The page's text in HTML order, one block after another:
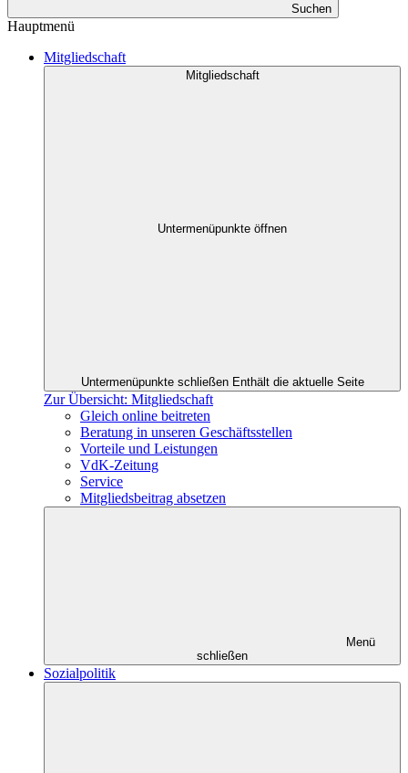
Suchen
Hauptmenü
Mitgliedschaft
Mitgliedschaft
Untermenüpunkte öffnen
Untermenüpunkte schließen Enthält die aktuelle Seite
Zur Übersicht: Mitgliedschaft
Gleich online beitreten
Beratung in unseren Geschäftsstellen
Vorteile und Leistungen
VdK-Zeitung
Service
Mitgliedsbeitrag absetzen
Menü
schließen
Sozialpolitik